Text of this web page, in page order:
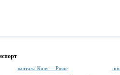
вантажі Київ — Рівне